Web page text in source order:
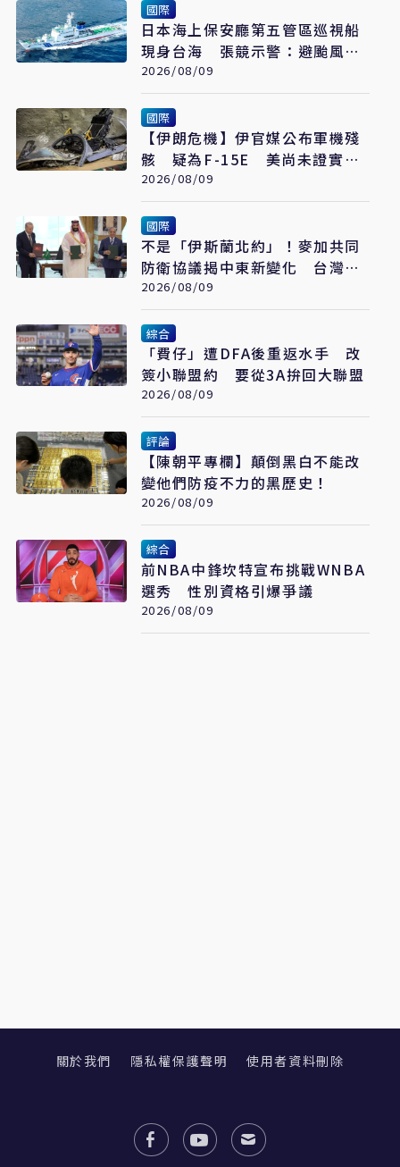
國際
日本海上保安廳第五管區巡視船
現身台海 張競示警：避颱風也
要關注航行動向
2026/08/09
國際
【伊朗危機】伊官媒公布軍機殘
骸 疑為F-15E 美尚未證實遭
擊落
2026/08/09
國際
不是「伊斯蘭北約」！麥加共同
防衛協議揭中東新變化 台灣該
看懂「多層次安全」
2026/08/09
綜合
「費仔」遭DFA後重返水手 改
簽小聯盟約 要從3A拚回大聯盟
2026/08/09
評論
【陳朝平專欄】顛倒黑白不能改
變他們防疫不力的黑歷史！
2026/08/09
綜合
前NBA中鋒坎特宣布挑戰WNBA
選秀 性別資格引爆爭議
2026/08/09
關於我們 隱私權保護聲明 使用者資料刪除